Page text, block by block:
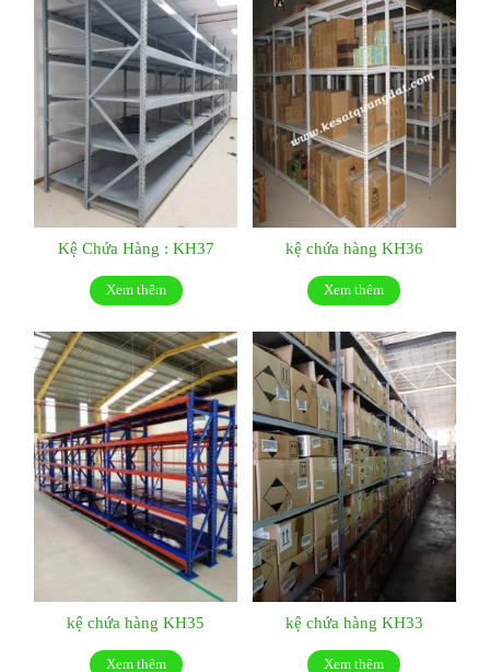
Kệ Chứa Hàng : KH37
Xem thêm
kệ chứa hàng KH36
Xem thêm
kệ chứa hàng KH35
Xem thêm
kệ chứa hàng KH33
Xem thêm